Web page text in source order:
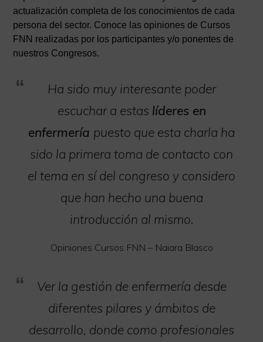
actualización completa de los conocimientos de cada
persona del sector. Conoce las opiniones de Cursos
FNN realizadas por los participantes y/o ponentes de
nuestros Congresos.
Ha sido muy interesante poder
escuchar a estas líderes en
enfermería puesto que esta charla ha
sido la primera toma de contacto con
el tema en sí del congreso y considero
que han hecho una buena
introducción al mismo.
Opiniones Cursos FNN – Naiara Blasco
Ver la gestión de enfermería desde
diferentes pilares y ámbitos de
desarrollo, donde como profesionales